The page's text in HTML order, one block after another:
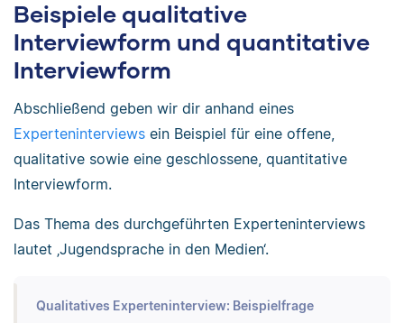
Beispiele qualitative
Interviewform und quantitative
Interviewform
Abschließend geben wir dir anhand eines
Experteninterviews ein Beispiel für eine offene,
qualitative sowie eine geschlossene, quantitative
Interviewform.
Das Thema des durchgeführten Experteninterviews
lautet ‚Jugendsprache in den Medien‘.
Qualitatives Experteninterview: Beispielfrage